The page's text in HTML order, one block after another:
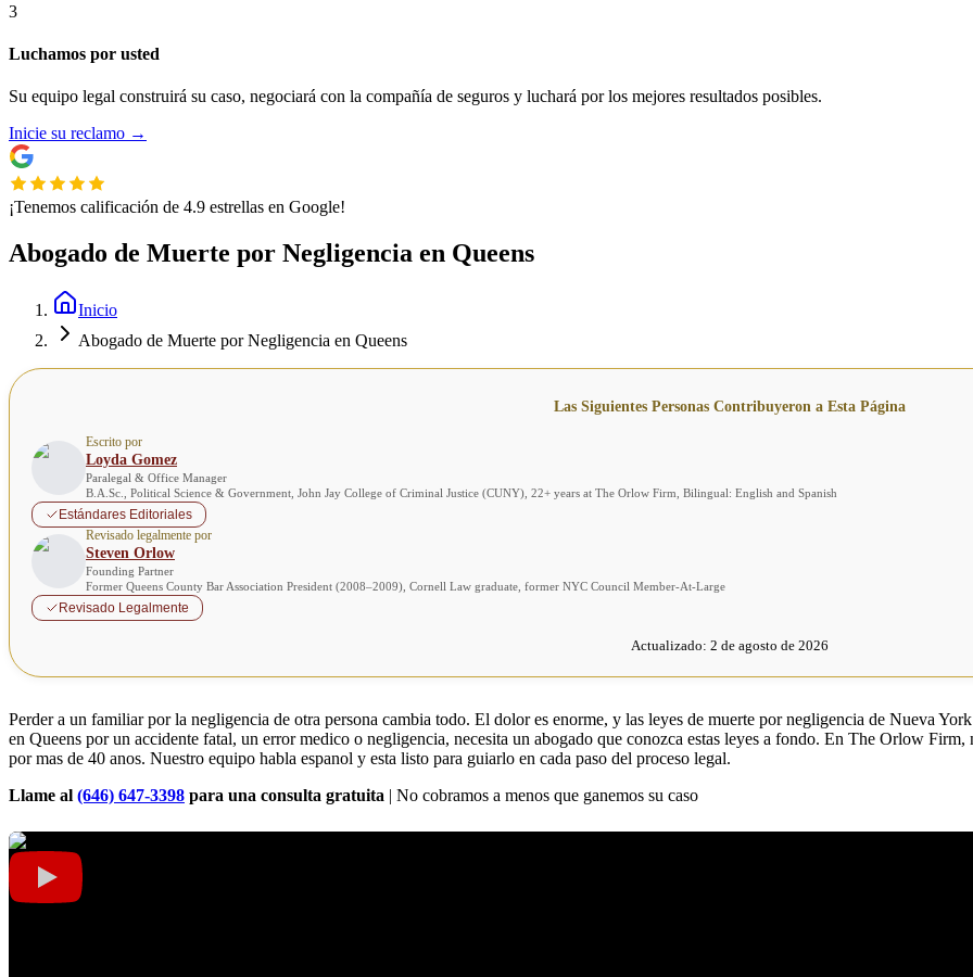
3
Luchamos por usted
Su equipo legal construirá su caso, negociará con la compañía de seguros y luchará por los mejores resultados posibles.
Inicie su reclamo →
¡Tenemos calificación de 4.9 estrellas en Google!
Abogado de Muerte por Negligencia en Queens
Inicio
Abogado de Muerte por Negligencia en Queens
Las Siguientes Personas Contribuyeron a Esta Página
Escrito por
Loyda Gomez
Paralegal & Office Manager
B.A.Sc., Political Science & Government, John Jay College of Criminal Justice (CUNY), 22+ years at The Orlow Firm, Bilingual: English and Spanish
Estándares Editoriales
Revisado legalmente por
Steven Orlow
Founding Partner
Former Queens County Bar Association President (2008–2009), Cornell Law graduate, former NYC Council Member-At-Large
Revisado Legalmente
Actualizado: 2 de agosto de 2026
Perder a un familiar por la negligencia de otra persona cambia todo. El dolor es enorme, y las leyes de muerte por negligencia de Nueva
en Queens por un accidente fatal, un error medico o negligencia, necesita un abogado que conozca estas leyes a fondo. En The Orlow
por mas de 40 anos. Nuestro equipo habla espanol y esta listo para guiarlo en cada paso del proceso legal.
Llame al (646) 647-3398 para una consulta gratuita | No cobramos a menos que ganemos su caso